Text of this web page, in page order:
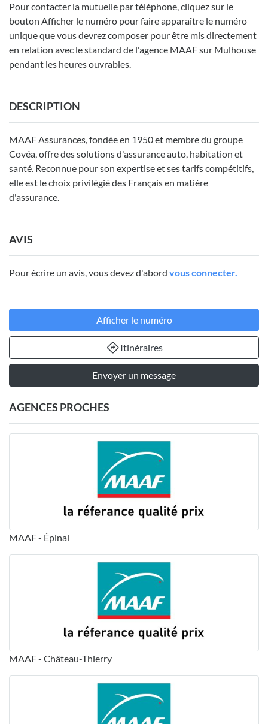
Pour contacter la mutuelle par téléphone, cliquez sur le
bouton Afficher le numéro pour faire apparaître le numéro
unique que vous devrez composer pour être mis directement
en relation avec le standard de l'agence MAAF sur Mulhouse
pendant les heures ouvrables.
DESCRIPTION
MAAF Assurances, fondée en 1950 et membre du groupe
Covéa, offre des solutions d'assurance auto, habitation et
santé. Reconnue pour son expertise et ses tarifs compétitifs,
elle est le choix privilégié des Français en matière
d'assurance.
AVIS
Pour écrire un avis, vous devez d'abord vous connecter.
Afficher le numéro
Itinéraires
Envoyer un message
AGENCES PROCHES
MAAF - Épinal
MAAF - Château-Thierry